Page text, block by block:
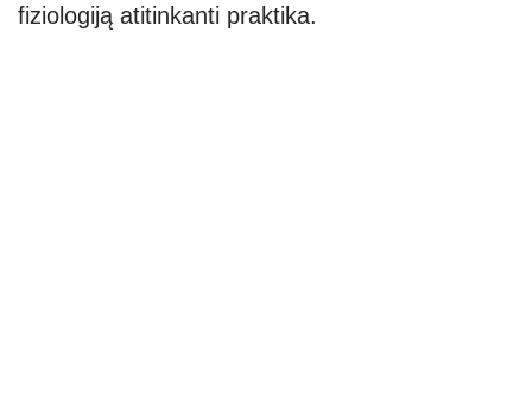
fiziologiją atitinkanti praktika.